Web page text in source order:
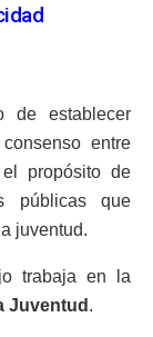
de establecer
entre
propósito de
públicas que
juventud.
trabaja en la
Juventud .